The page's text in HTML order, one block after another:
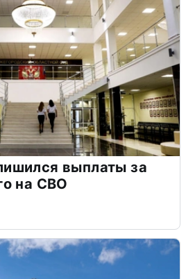
выплаты за
на СВО